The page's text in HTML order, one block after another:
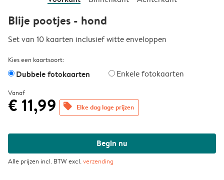
Blije pootjes - hond
Set van 10 kaarten inclusief witte enveloppen
Kies een kaartsoort:
Dubbele fotokaarten Enkele fotokaarten
Vanaf
€ 11,99 offers Elke dag lage prijzen
Begin nu
Alle prijzen incl. BTW excl.verzending